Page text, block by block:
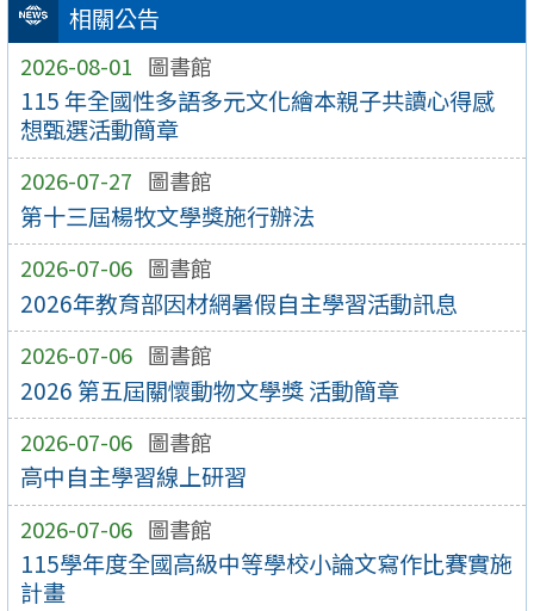
相關公告
2026-08-01 圖書館
115 年全國性多語多元文化繪本親子共讀心得感
想甄選活動簡章
2026-07-27 圖書館
第十三屆楊牧文學獎施行辦法
2026-07-06 圖書館
2026年教育部因材網暑假自主學習活動訊息
2026-07-06 圖書館
2026 第五屆關懷動物文學獎 活動簡章
2026-07-06 圖書館
高中自主學習線上研習
2026-07-06 圖書館
115學年度全國高級中等學校小論文寫作比賽實施
計畫